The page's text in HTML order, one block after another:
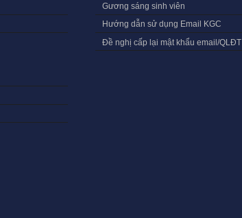
Gương sáng sinh viên
Hướng dẫn sử dụng Email KGC
Đề nghị cấp lại mật khẩu email/QLĐT